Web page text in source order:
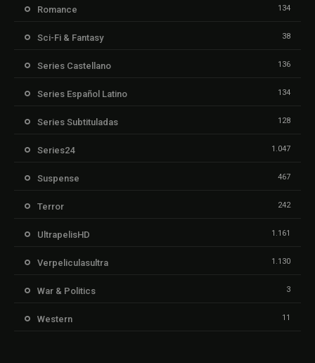
Romance 134
Sci-Fi & Fantasy 38
Series Castellano 136
Series Español Latino 134
Series Subtituladas 128
Series24 1.047
Suspense 467
Terror 242
UltrapelisHD 1.161
Verpeliculasultra 1.130
War & Politics 3
Western 11